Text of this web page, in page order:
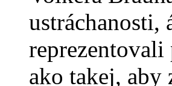
ako takej,